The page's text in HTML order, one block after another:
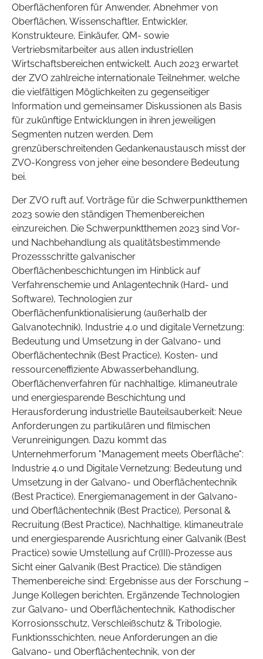
Oberflächenforen für Anwender, Abnehmer von
Oberflächen, Wissenschaftler, Entwickler,
Konstrukteure, Einkäufer, QM- sowie
Vertriebsmitarbeiter aus allen industriellen
Wirtschaftsbereichen entwickelt. Auch 2023 erwartet
der ZVO zahlreiche internationale Teilnehmer, welche
die vielfältigen Möglichkeiten zu gegenseitiger
Information und gemeinsamer Diskussionen als Basis
für zukünftige Entwicklungen in ihren jeweiligen
Segmenten nutzen werden. Dem
grenzüberschreitenden Gedankenaustausch misst der
ZVO-Kongress von jeher eine besondere Bedeutung
bei.
Der ZVO ruft auf, Vorträge für die Schwerpunktthemen
2023 sowie den ständigen Themenbereichen
einzureichen. Die Schwerpunktthemen 2023 sind Vor-
und Nachbehandlung als qualitätsbestimmende
Prozessschritte galvanischer
Oberflächenbeschichtungen im Hinblick auf
Verfahrenschemie und Anlagentechnik (Hard- und
Software), Technologien zur
Oberflächenfunktionalisierung (außerhalb der
Galvanotechnik), Industrie 4.0 und digitale Vernetzung:
Bedeutung und Umsetzung in der Galvano- und
Oberflächentechnik (Best Practice), Kosten- und
ressourceneffiziente Abwasserbehandlung,
Oberflächenverfahren für nachhaltige, klimaneutrale
und energiesparende Beschichtung und
Herausforderung industrielle Bauteilsauberkeit: Neue
Anforderungen zu partikulären und filmischen
Verunreinigungen. Dazu kommt das
Unternehmerforum "Management meets Oberfläche":
Industrie 4.0 und Digitale Vernetzung: Bedeutung und
Umsetzung in der Galvano- und Oberflächentechnik
(Best Practice), Energiemanagement in der Galvano-
und Oberflächentechnik (Best Practice), Personal &
Recruitung (Best Practice), Nachhaltige, klimaneutrale
und energiesparende Ausrichtung einer Galvanik (Best
Practice) sowie Umstellung auf Cr(III)-Prozesse aus
Sicht einer Galvanik (Best Practice). Die ständigen
Themenbereiche sind: Ergebnisse aus der Forschung –
Junge Kollegen berichten, Ergänzende Technologien
zur Galvano- und Oberflächentechnik, Kathodischer
Korrosionsschutz, Verschleißschutz & Tribologie,
Funktionsschichten, neue Anforderungen an die
Galvano- und Oberflächentechnik, von der